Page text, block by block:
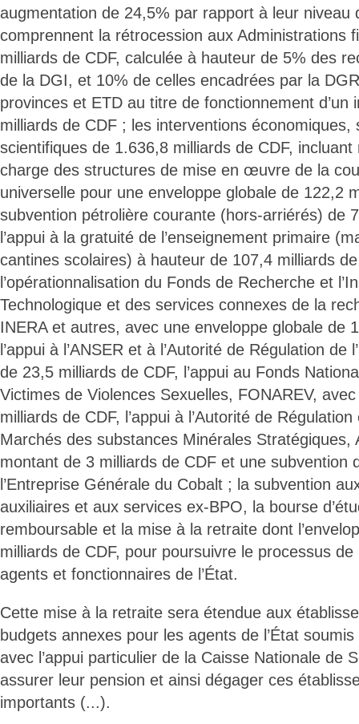
augmentation de 24,5% par rapport à leur niveau
comprennent la rétrocession aux Administrations
milliards de CDF, calculée à hauteur de 5% des
de la DGI, et 10% de celles encadrées par la
provinces et ETD au titre de fonctionnement d’un
milliards de CDF ; les interventions économiques,
scientifiques de 1.636,8 milliards de CDF,
charge des structures de mise en œuvre de la
universelle pour une enveloppe globale de 122,2
subvention pétrolière courante (hors-arriérés) de
l’appui à la gratuité de l’enseignement primaire
cantines scolaires) à hauteur de 107,4 milliards
l’opérationnalisation du Fonds de Recherche et
Technologique et des services connexes de la
INERA et autres, avec une enveloppe globale de
l’appui à l’ANSER et à l’Autorité de Régulation de
de 23,5 milliards de CDF, l’appui au Fonds
Victimes de Violences Sexuelles, FONAREV,
milliards de CDF, l’appui à l’Autorité de
Marchés des substances Minérales Stratégiques,
montant de 3 milliards de CDF et une subvention
l’Entreprise Générale du Cobalt ; la subvention
auxiliaires et aux services ex-BPO, la bourse
remboursable et la mise à la retraite dont
milliards de CDF, pour poursuivre le processus
agents et fonctionnaires de l’État.
Cette mise à la retraite sera étendue aux
budgets annexes pour les agents de l’État
avec l’appui particulier de la Caisse Nationale de
assurer leur pension et ainsi dégager ces
importants (...).